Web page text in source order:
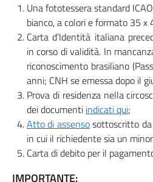
Una fototessera standard
bianco, a colori e formato 35 x
Carta d’Identità italiana
in corso di validità. In
riconoscimento brasiliano
anni; CNH se emessa dopo il
Prova di residenza nella
dei documenti indicati qui;
Atto di assensosottoscritto da
in cui il richiedente sia un
Carta di debito per il
IMPORTANTE: